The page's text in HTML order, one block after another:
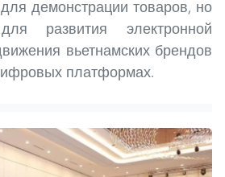
демонстрации товаров, но
развития электронной
вьетнамских брендов
платформах.